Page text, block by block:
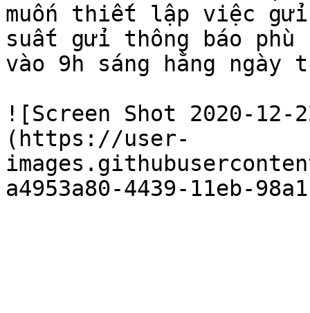
muốn thiết lập việc
suất gửi thông báo phù
vào 9h sáng hằng ngày
![Screen Shot 2020-
(https://user-